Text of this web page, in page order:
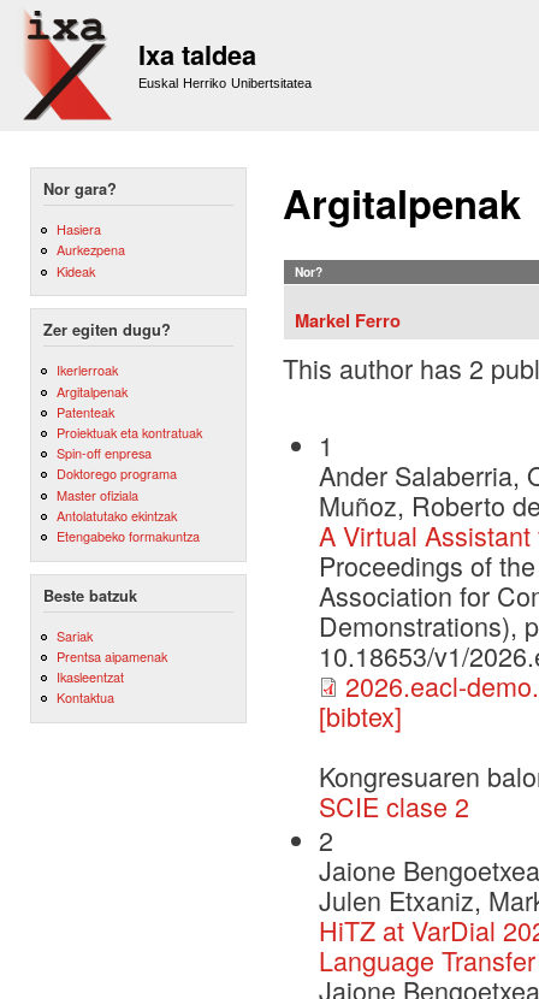
Ixa taldea
Euskal Herriko Unibertsitatea
Nor gara?
Hasiera
Aurkezpena
Kideak
Zer egiten dugu?
Ikerlerroak
Argitalpenak
Patenteak
Proiektuak eta kontratuak
Spin-off enpresa
Doktorego programa
Master ofiziala
Antolatutako ekintzak
Etengabeko formakuntza
Beste batzuk
Sariak
Prentsa aipamenak
Ikasleentzat
Kontaktua
Argitalpenak
Nor?
Markel Ferro
This author has 2
1
Ander Salaberria,
Muñoz, Roberto
A Virtual
Proceedings of
Association for
Demonstrations),
10.18653/v1/
2026.eacl-
[bibtex]
Kongresuaren
SCIE clase 2
2
Jaione
Julen Etxaniz,
HiTZ at VarDial
Language
Jaione